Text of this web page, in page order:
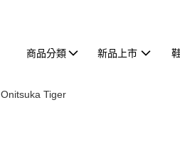
商品分類 新品上市
Onitsuka Tiger